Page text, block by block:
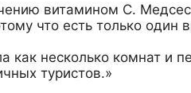
витамином С.
что есть только
как несколько комнат и
туристов.»